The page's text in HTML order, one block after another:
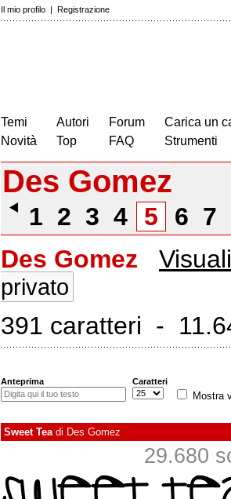
Il mio profilo | Registrazione
Temi
Novità
Autori
Top
Forum
FAQ
Carica un
Strumenti
Des Gomez
1 2 3 4 5 6 7
Des Gomez
privato
391 caratteri -
Anteprima Caratteri
Mostra
Sweet Teadi Des Gomez
29.680